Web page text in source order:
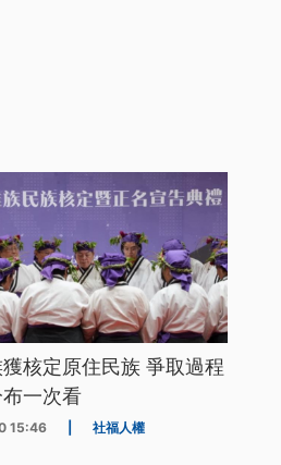
核定原住民族 爭取過程
一次看
15:46 社福人權